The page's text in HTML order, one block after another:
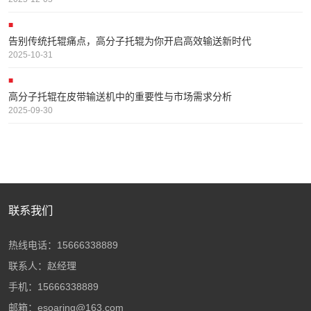
告别传统托辊痛点，高分子托辊为你开启高效输送新时代
2025-10-31
高分子托辊在皮带输送机中的重要性与市场需求分析
2025-09-30
联系我们
热线电话：15666338889
联系人：赵经理
手机：15666338889
邮箱：esoaring@163.com